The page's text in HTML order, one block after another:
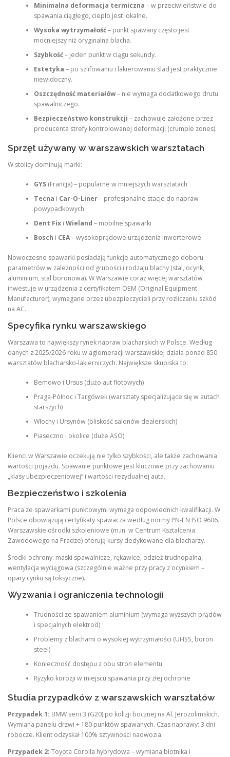
Minimalna deformacja termiczna – w przeciwieństwie do
spawania ciągłego, ciepło jest lokalne.
Wysoka wytrzymałość– punkt spawany często jest
mocniejszy niż oryginalna blacha.
Szybkość– jeden punkt w ciągu sekundy.
Estetyka – po szlifowaniu i lakierowaniu ślad jest praktycznie
niewidoczny.
Oszczędność materiałów– nie wymaga dodatkowego drutu
spawalniczego.
Bezpieczeństwo konstrukcji – zachowuje założone przez
producenta strefy kontrolowanej deformacji (crumple zones).
Sprzęt używany w warszawskich warsztatach
W stolicy dominują marki:
GYS(Francja) – popularne w mniejszych warsztatach
Tecna i Car-O-Liner– profesjonalne stacje do napraw
powypadkowych
Dent Fixi Wieland – mobilne spawarki
Bosch i CEA– wysokoprądowe urządzenia inwerterowe
Nowoczesne spawarki posiadają funkcje automatycznego doboru
parametrów w zależności od grubości i rodzaju blachy (stal, ocynk,
aluminium, stal boronowa). W Warszawie coraz więcej warsztatów
inwestuje w urządzenia z certyfikatem OEM (Original Equipment
Manufacturer), wymagane przez ubezpieczycieli przy rozliczaniu szkód
na AC.
Specyfika rynku warszawskiego
Warszawa to największy rynek napraw blacharskich w Polsce. Według
danych z 2025/2026 roku w aglomeracji warszawskiej działa ponad 850
warsztatów blacharsko-lakierniczych. Największe skupiska to:
Bemowo i Ursus (dużo aut flotowych)
Praga-Północ i Targówek (warsztaty specjalizujące się w autach
starszych)
Włochy i Ursynów (bliskość salonów dealerskich)
Piaseczno i okolice (duże ASO)
Klienci w Warszawie oczekują nie tylko szybkości, ale także zachowania
wartości pojazdu. Spawanie punktowe jest kluczowe przy zachowaniu
„klasy ubezpieczeniowej” i wartości rezydualnej auta.
Bezpieczeństwo i szkolenia
Praca ze spawarkami punktowymi wymaga odpowiednich kwalifikacji. W
Polsce obowiązują certyfikaty spawacza według normy PN-EN ISO 9606.
Warszawskie ośrodki szkoleniowe (m.in. w Centrum Kształcenia
Zawodowego na Pradze) oferują kursy dedykowane dla blacharzy.
Środki ochrony: maski spawalnicze, rękawice, odzież trudnopalna,
wentylacja wyciągowa (szczególnie ważne przy pracy z ocynkiem –
opary cynku są toksyczne).
Wyzwania i ograniczenia technologii
Trudności ze spawaniem aluminium (wymaga wyższych prądów
i specjalnych elektrod)
Problemy z blachami o wysokiej wytrzymałości (UHSS, boron
steel)
Konieczność dostępu z obu stron elementu
Ryzyko korozji w miejscu spawania przy złej ochronie
Studia przypadków z warszawskich warsztatów
Przypadek 1: BMW serii 3 (G20) po kolizji bocznej na Al. Jerozolimskich.
Wymiana panelu drzwi + 180 punktów spawanych. Czas naprawy: 3 dni
robocze. Klient odzyskał 100% sztywności nadwozia.
Przypadek 2: Toyota Corolla hybrydowa – wymiana błotnika i